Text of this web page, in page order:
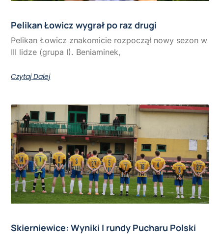
Pelikan Łowicz wygrał po raz drugi
Pelikan Łowicz znakomicie rozpoczął nowy sezon w
III lidze (grupa I). Beniaminek,
Czytaj Dalej
Skierniewice: Wyniki I rundy Pucharu Polski